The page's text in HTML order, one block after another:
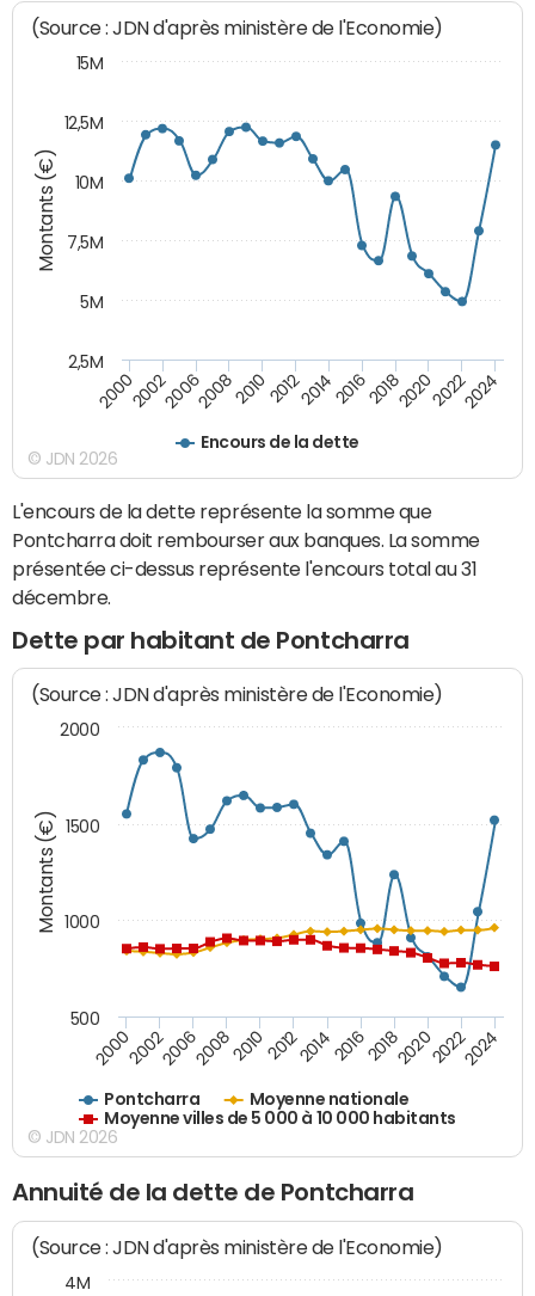
Montants (€)
(Source : JDN d'après ministère de l'Economie)
Encours de la dette
200020022006200820102012201420162018202020222024
10M
2,5M
5M
7,5M
12,5M
15M
© JDN 2026
L'encours de la dette représente la somme que
Pontcharra doit rembourser aux banques. La somme
présentée ci-dessus représente l'encours total au 31
décembre.
Dette par habitant de Pontcharra
Montants (€)
(Source : JDN d'après ministère de l'Economie)
Pontcharra
Moyenne nationale
Moyenne villes de 5 000 à 10 000 habitants
200020022006200820102012201420162018202020222024
500
1000
1500
2000
© JDN 2026
Annuité de la dette de Pontcharra
(Source : JDN d'après ministère de l'Economie)
4M